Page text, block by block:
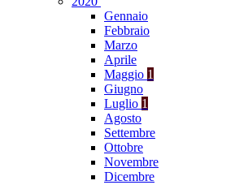
Gennaio
Febbraio
Marzo
Aprile
Maggio 1
Giugno
Luglio 1
Agosto
Settembre
Ottobre
Novembre
Dicembre